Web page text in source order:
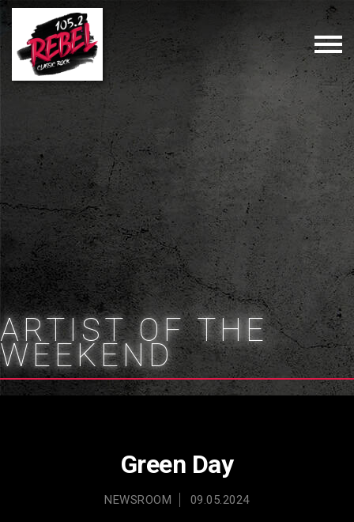
ARTIST OF THE
WEEKEND
Green Day
NEWSROOM 09.05.2024